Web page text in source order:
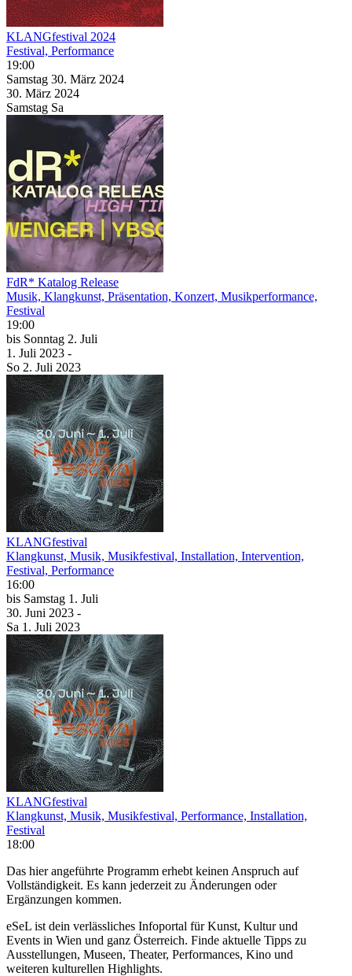
KLANGfestival 2024
Festival, Performance
19:00
Samstag 30. März 2024
30. März 2024
Samstag Sa
FdR* Katalog Release
Musik, Klangkunst, Präsentation, Konzert, Musikperformance,
Festival
19:00
bis Sonntag 2. Juli
1. Juli 2023 -
So 2. Juli 2023
KLANGfestival
Klangkunst, Musik, Musikfestival, Installation, Intervention,
Festival, Performance
16:00
bis Samstag 1. Juli
30. Juni 2023 -
Sa 1. Juli 2023
KLANGfestival
Klangkunst, Musik, Musikfestival, Performance, Installation,
Festival
18:00
Das hier angeführte Programm erhebt keinen Anspruch auf
Vollständigkeit. Es kann jederzeit zu Änderungen oder
Ergänzungen kommen.
eSeL ist dein verlässliches Infoportal für Kunst, Kultur und
Events in Wien und ganz Österreich. Finde aktuelle Tipps zu
Ausstellungen, Museen, Theater, Performances, Kino und
weiteren kulturellen Highlights.